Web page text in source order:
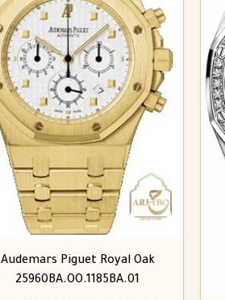
Audemars Piguet Royal Oak
25960BA.OO.1185BA.01